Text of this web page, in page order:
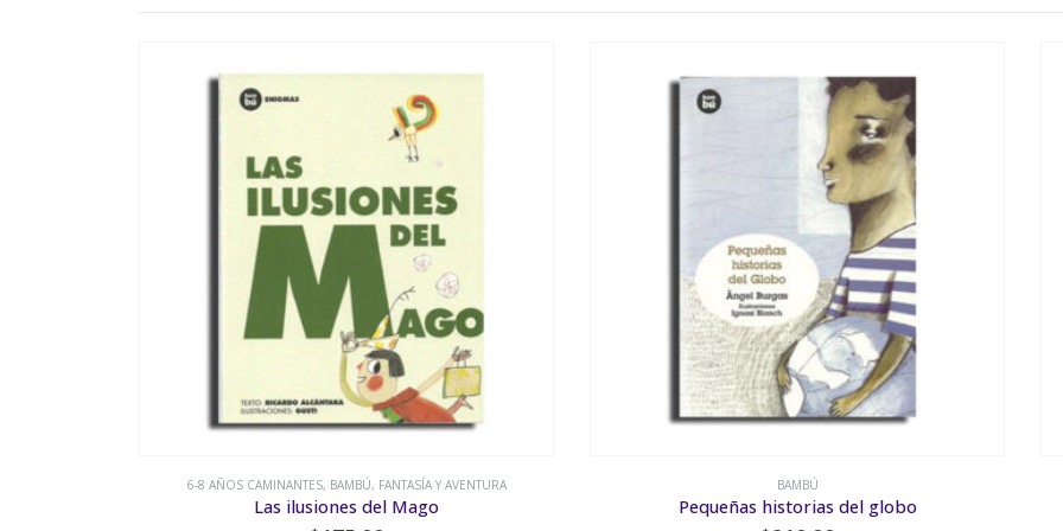
BAMBÚ
Pequeñas historias del globo
BAMBÚ,VALORES Y BUENOS HÁBITOS
Un hogar para dog